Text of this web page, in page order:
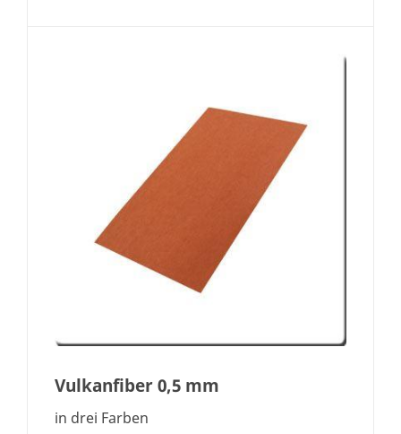
Vulkanfiber 0,5 mm
in drei Farben